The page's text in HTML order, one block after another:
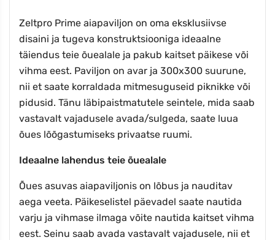
Zeltpro Prime aiapaviljon on oma eksklusiivse
disaini ja tugeva konstruktsiooniga ideaalne
täiendus teie õuealale ja pakub kaitset päikese või
vihma eest. Paviljon on avar ja 300x300 suurune,
nii et saate korraldada mitmesuguseid piknikke või
pidusid. Tänu läbipaistmatutele seintele, mida saab
vastavalt vajadusele avada/sulgeda, saate luua
õues lõõgastumiseks privaatse ruumi.
Ideaalne lahendus teie õuealale
Õues asuvas aiapaviljonis on lõbus ja nauditav
aega veeta. Päikeselistel päevadel saate nautida
varju ja vihmase ilmaga võite nautida kaitset vihma
eest. Seinu saab avada vastavalt vajadusele, nii et